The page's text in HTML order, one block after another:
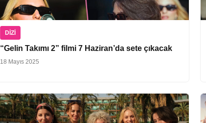
DIZI
“Gelin Takımı 2” filmi 7 Haziran’da sete çıkacak
18 Mayıs 2025